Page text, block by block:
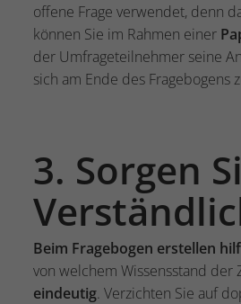
offene Frage verwendet, denn
können Sie im Rahmen einer
der Umfrageteilnehmer seine
sich am Ende des Fragebogens
3. Sorgen
Beim Fragebogen erstellen
von welchem Wissensstand der
eindeutig. Verzichten Sie auf